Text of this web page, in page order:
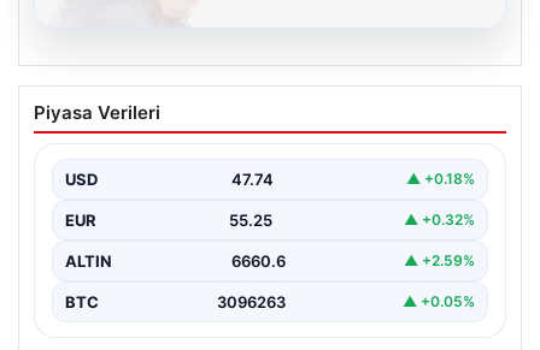
Kelebek sohbet platformu İle Çevrim içi
İletişimin Seviyeli Adresi Ve Sohbet
Sanal ortamında insanların seviyeli bir biçimde bağlantı
Halen…
Piyasa Verileri
USD 47.74 ▲ +0.18%
EUR 55.25 ▲ +0.32%
ALTIN 6660.6 ▲ +2.59%
BTC 3096263 ▲ +0.05%